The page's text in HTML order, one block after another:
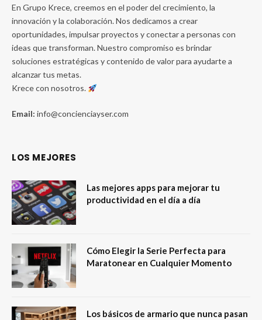
En Grupo Krece, creemos en el poder del crecimiento, la
innovación y la colaboración. Nos dedicamos a crear
oportunidades, impulsar proyectos y conectar a personas con
ideas que transforman. Nuestro compromiso es brindar
soluciones estratégicas y contenido de valor para ayudarte a
alcanzar tus metas.
Krece con nosotros.
Email: info@concienciayser.com
LOS MEJORES
Las mejores apps para mejorar tu
productividad en el día a día
Cómo Elegir la Serie Perfecta para
Maratonear en Cualquier Momento
Los básicos de armario que nunca pasan